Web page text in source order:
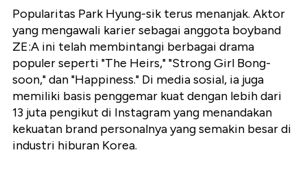
Popularitas Park Hyung-sik terus menanjak. Aktor
yang mengawali karier sebagai anggota boyband
ZE:A ini telah membintangi berbagai drama
populer seperti "The Heirs," "Strong Girl Bong-
soon," dan "Happiness." Di media sosial, ia juga
memiliki basis penggemar kuat dengan lebih dari
13 juta pengikut di Instagram yang menandakan
kekuatan brand personalnya yang semakin besar di
industri hiburan Korea.